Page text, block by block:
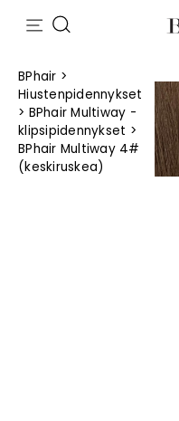
BPhair >
Hiustenpidennykset
> BPhair Multiway -
klipsipidennykset >
BPhair Multiway 4#
(keskiruskea)